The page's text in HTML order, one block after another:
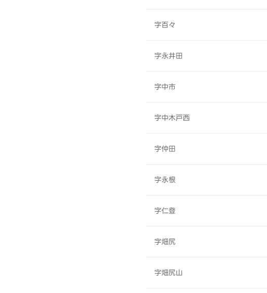
字百々
字永井田
字中市
字中木戸西
字仲田
字永根
字仁登
字畑尻
字畑尻山